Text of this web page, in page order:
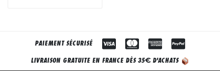
PAIEMENT SÉCURISÉ
LIVRAISON GRATUITE EN FRANCE DÈS 35€ D'ACHATS